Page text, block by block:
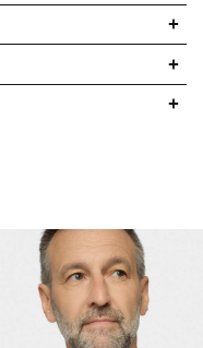
Stoffgewichts (270 g/m²)